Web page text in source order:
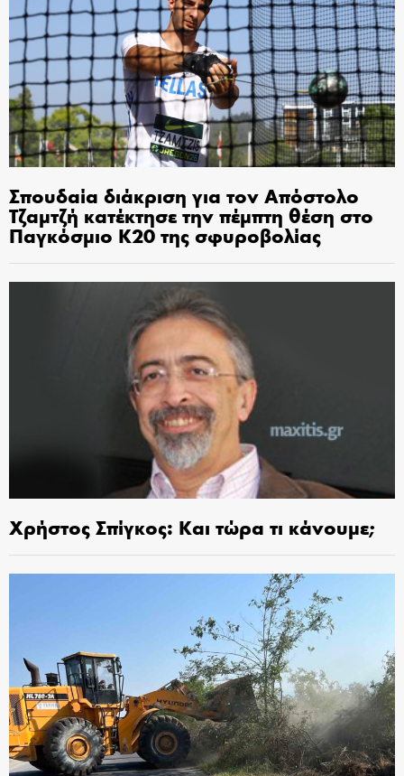
Σπουδαία διάκριση για τον Απόστολο
Τζαμτζή κατέκτησε την πέμπτη θέση στο
Παγκόσμιο Κ20 της σφυροβολίας
Χρήστος Σπίγκος: Και τώρα τι κάνουμε;